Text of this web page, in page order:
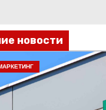
новости